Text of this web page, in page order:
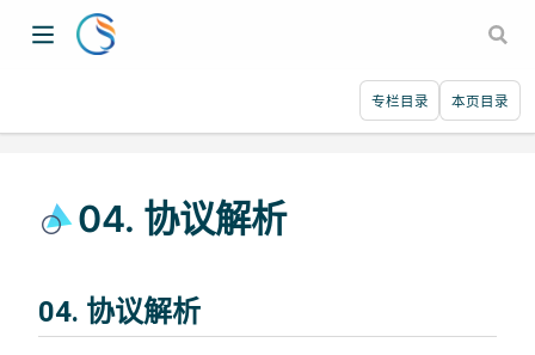
专栏目录 本页目录
04. 协议解析
04. 协议解析